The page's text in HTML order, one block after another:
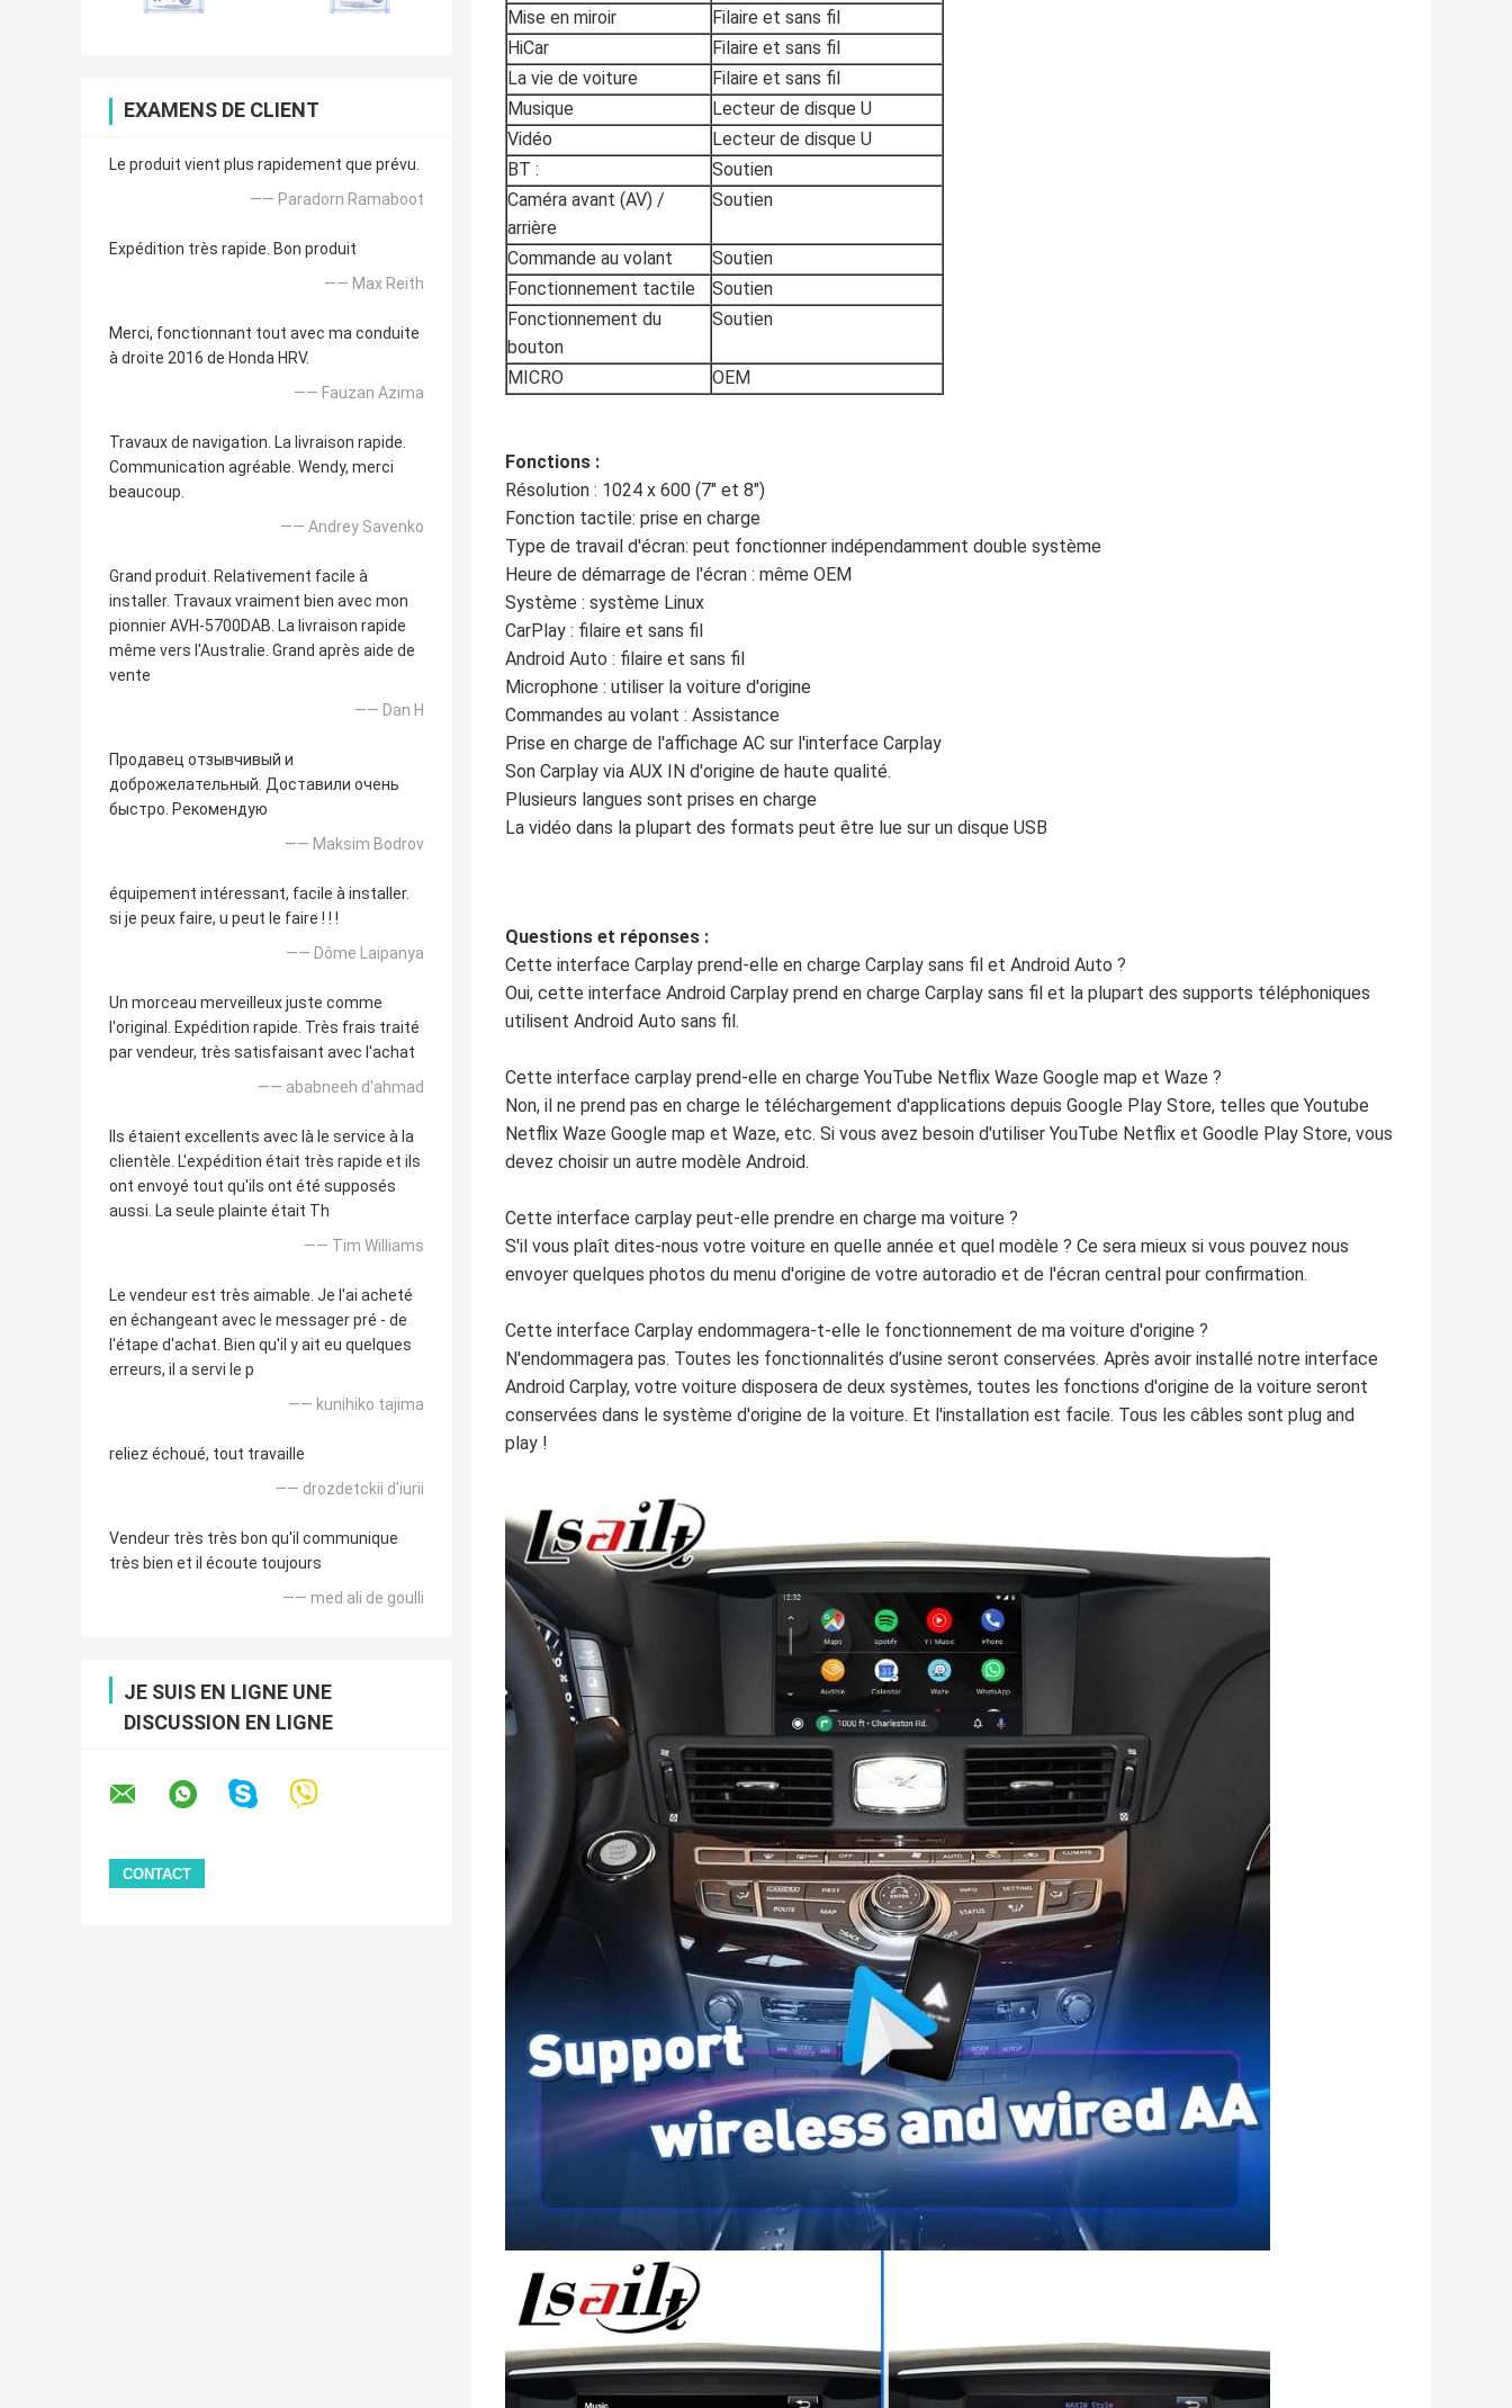
EXAMENS DE CLIENT
Le produit vient plus rapidement que prévu.
—— Paradorn Ramaboot
Expédition très rapide. Bon produit
—— Max Reith
Merci, fonctionnant tout avec ma conduite
à droite 2016 de Honda HRV.
—— Fauzan Azima
Travaux de navigation. La livraison rapide.
Communication agréable. Wendy, merci
beaucoup.
—— Andrey Savenko
Grand produit. Relativement facile à
installer. Travaux vraiment bien avec mon
pionnier AVH-5700DAB. La livraison rapide
même vers l'Australie. Grand après aide de
vente
—— Dan H
Продавец отзывчивый и
доброжелательный. Доставили очень
быстро. Рекомендую
—— Maksim Bodrov
équipement intéressant, facile à installer.
si je peux faire, u peut le faire ! ! !
—— Dôme Laipanya
Un morceau merveilleux juste comme
l'original. Expédition rapide. Très frais traité
par vendeur, très satisfaisant avec l'achat
—— ababneeh d'ahmad
Ils étaient excellents avec là le service à la
clientèle. L'expédition était très rapide et ils
ont envoyé tout qu'ils ont été supposés
aussi. La seule plainte était Th
—— Tim Williams
Le vendeur est très aimable. Je l'ai acheté
en échangeant avec le messager pré - de
l'étape d'achat. Bien qu'il y ait eu quelques
erreurs, il a servi le p
—— kunihiko tajima
reliez échoué, tout travaille
—— drozdetckii d'iurii
Vendeur très très bon qu'il communique
très bien et il écoute toujours
—— med ali de goulli
JE SUIS EN LIGNE UNE
DISCUSSION EN LIGNE
Mise en miroir
Filaire et sans fil
HiCar
Filaire et sans fil
La vie de voiture
Filaire et sans fil
Musique
Lecteur de disque U
Vidéo
Lecteur de disque U
BT :
Soutien
Caméra avant (AV) /
arrière
Soutien
Commande au volant
Soutien
Fonctionnement tactile
Soutien
Fonctionnement du
bouton
Soutien
MICRO OEM
Fonctions :
Résolution : 1024 x 600 (7" et 8")
Fonction tactile: prise en charge
Type de travail d'écran: peut fonctionner indépendamment double système
Heure de démarrage de l'écran : même OEM
Système : système Linux
CarPlay : filaire et sans fil
Android Auto : filaire et sans fil
Microphone : utiliser la voiture d'origine
Commandes au volant : Assistance
Prise en charge de l'affichage AC sur l'interface Carplay
Son Carplay via AUX IN d'origine de haute qualité.
Plusieurs langues sont prises en charge
La vidéo dans la plupart des formats peut être lue sur un disque USB
Questions et réponses :
Cette interface Carplay prend-elle en charge Carplay sans fil et Android Auto ?
Oui, cette interface Android Carplay prend en charge Carplay sans fil et la plupart des supports téléphoniques
utilisent Android Auto sans fil.
Cette interface carplay prend-elle en charge YouTube Netflix Waze Google map et Waze ?
Non, il ne prend pas en charge le téléchargement d'applications depuis Google Play Store, telles que Youtube
Netflix Waze Google map et Waze, etc. Si vous avez besoin d'utiliser YouTube Netflix et Goodle Play Store, vous
devez choisir un autre modèle Android.
Cette interface carplay peut-elle prendre en charge ma voiture ?
S'il vous plaît dites-nous votre voiture en quelle année et quel modèle ? Ce sera mieux si vous pouvez nous
envoyer quelques photos du menu d'origine de votre autoradio et de l'écran central pour confirmation.
Cette interface Carplay endommagera-t-elle le fonctionnement de ma voiture d'origine ?
N'endommagera pas. Toutes les fonctionnalités d’usine seront conservées. Après avoir installé notre interface
Android Carplay, votre voiture disposera de deux systèmes, toutes les fonctions d'origine de la voiture seront
conservées dans le système d'origine de la voiture. Et l'installation est facile. Tous les câbles sont plug and
play !